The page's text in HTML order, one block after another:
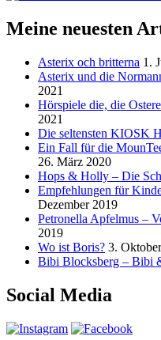
Meine neuesten
Asterix och britterna 1.
Asterix und die
2021
Hörspiele die, die
2021
Die seltensten KIOSK
Ein Fall für die
26. März 2020
Hops & Holly – Die
Empfehlungen für
Dezember 2019
Petronella Apfelmus –
2019
Wo ist Boris? 3.
Bibi Blocksberg – Bibi
Social Media